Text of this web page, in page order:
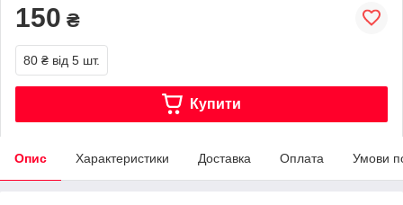
150 ₴
80 ₴ від 5 шт.
Купити
Опис Характеристики Доставка Оплата Умови